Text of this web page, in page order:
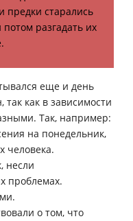
старались
разгадать их
еще и день
как в зависимости
Так, например:
на понедельник,
человека.
несли
проблемах.
о том, что